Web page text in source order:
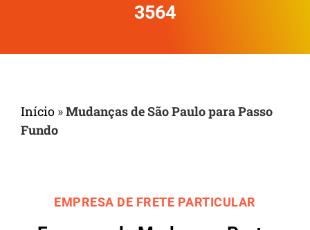
3564
Início »Mudanças de São Paulo para Passo
Fundo
EMPRESA DE FRETE PARTICULAR